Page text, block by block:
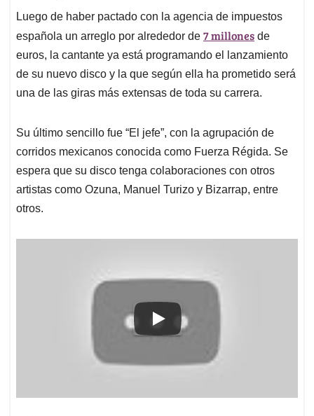
Luego de haber pactado con la agencia de impuestos
española un arreglo por alrededor de 7 millones de
euros, la cantante ya está programando el lanzamiento
de su nuevo disco y la que según ella ha prometido será
una de las giras más extensas de toda su carrera.
Su último sencillo fue “El jefe”, con la agrupación de
corridos mexicanos conocida como Fuerza Régida. Se
espera que su disco tenga colaboraciones con otros
artistas como Ozuna, Manuel Turizo y Bizarrap, entre
otros.